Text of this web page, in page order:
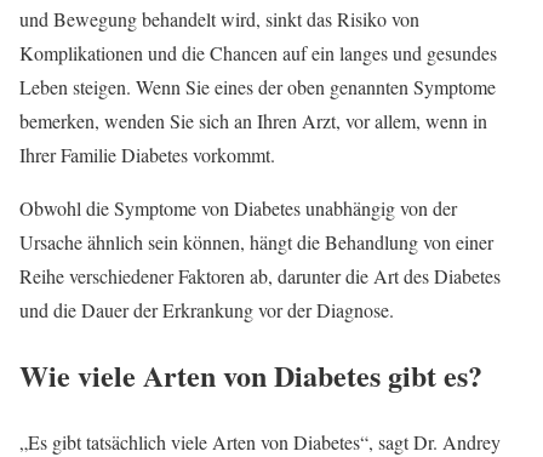
und Bewegung behandelt wird, sinkt das Risiko von
Komplikationen und die Chancen auf ein langes und gesundes
Leben steigen. Wenn Sie eines der oben genannten Symptome
bemerken, wenden Sie sich an Ihren Arzt, vor allem, wenn in
Ihrer Familie Diabetes vorkommt.
Obwohl die Symptome von Diabetes unabhängig von der
Ursache ähnlich sein können, hängt die Behandlung von einer
Reihe verschiedener Faktoren ab, darunter die Art des Diabetes
und die Dauer der Erkrankung vor der Diagnose.
Wie viele Arten von Diabetes gibt es?
„Es gibt tatsächlich viele Arten von Diabetes“, sagt Dr. Andrey